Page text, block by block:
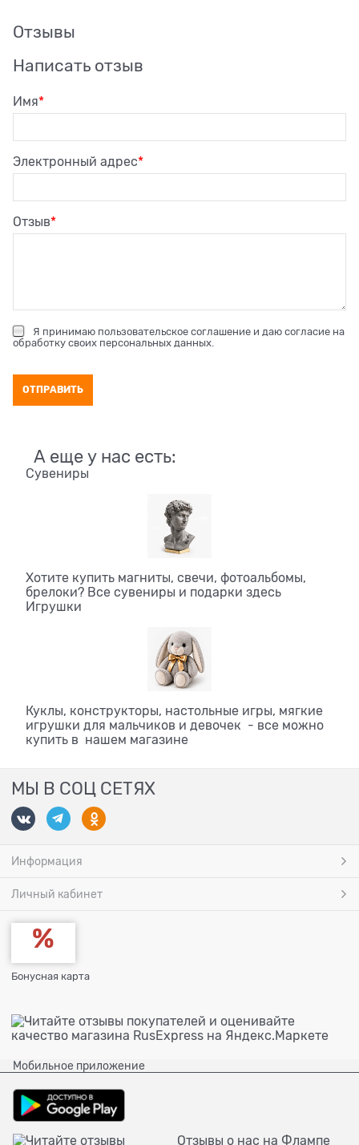
Отзывы
Написать отзыв
Имя
Электронный адрес
Отзыв
Я принимаю пользовательское соглашение и даю согласие на
обработку своих персональных данных.
А еще у нас есть:
Сувениры
Хотите купить магниты, свечи, фотоальбомы,
брелоки? Все сувениры и подарки здесь
Игрушки
Куклы, конструкторы, настольные игры, мягкие
игрушки для мальчиков и девочек - все можно
купить в нашем магазине
МЫ В СОЦ СЕТЯХ
Информация
Личный кабинет
Бонусная карта
Мобильное приложение
Отзывы о нас на Флампе